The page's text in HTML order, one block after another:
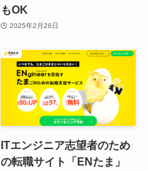
もOK
2025年2月26日
ITエンジニア志望者のため
の転職サイト「ENたま」